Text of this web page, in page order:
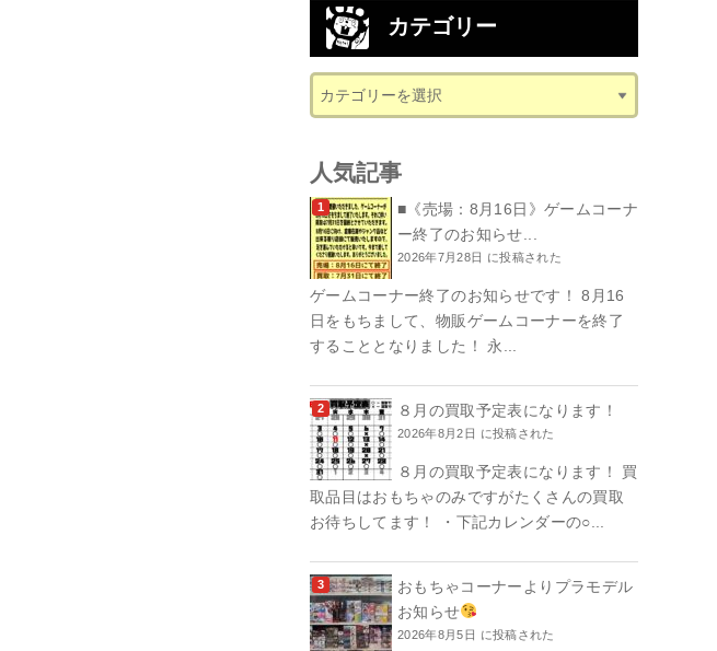
カテゴリー
人気記事
■《売場：8月16日》ゲームコーナ
ー終了のお知らせ...
2026年7月28日 に投稿された
ゲームコーナー終了のお知らせです！ 8月16
日をもちまして、物販ゲームコーナーを終了
することとなりました！ 永...
８月の買取予定表になります！
2026年8月2日 に投稿された
８月の買取予定表になります！ 買
取品目はおもちゃのみですがたくさんの買取
お待ちしてます！ ・下記カレンダーの○...
おもちゃコーナーよりプラモデル
お知らせ
2026年8月5日 に投稿された